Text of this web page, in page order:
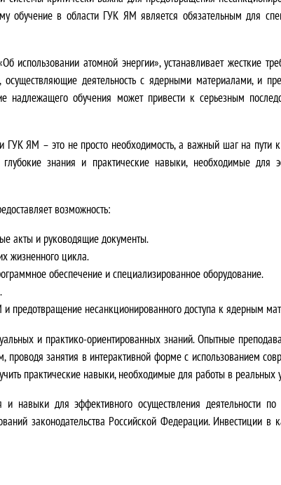
н
с
о
т
в
л
я
л
а
9
0
,
0
₽
обучение в области ГУК ЯМ является обязательным для
атомной энергии», устанавливает жесткие
деятельность с ядерными материалами, и
надлежащего обучения может привести к серьезным
ГУК ЯМ – это не просто необходимость, а важный шаг на пути
знания и практические навыки, необходимые для
возможность:
акты и руководящие документы.
жизненного цикла.
обеспечение и специализированное оборудование.
предотвращение несанкционированного доступа к ядерным
и практико-ориентированных знаний. Опытные
занятия в интерактивной форме с использованием
практические навыки, необходимые для работы в реальных
и навыки для эффективного осуществления деятельности
законодательства Российской Федерации. Инвестиции в